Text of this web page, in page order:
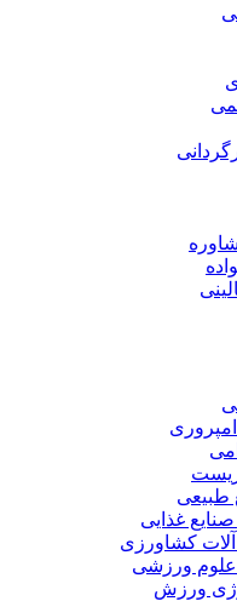
طبیعی
غذایی
کشاورزی
علوم ورزشی
ورزش